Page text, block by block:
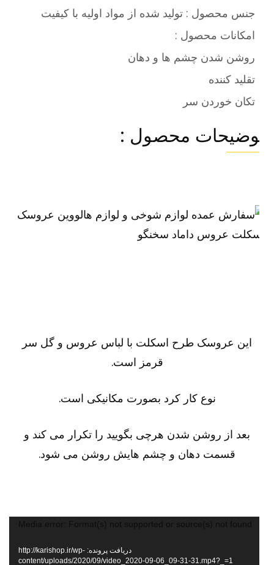
جنس محصول : تولید شده از مواد اولیه با کیفیت
امکانات محصول :
روشن شدن چشم ها و دهان
تقلید کننده
تکان خوردن سر
محصول :
این عروسک طرح اسکلت با لباس عروس و گل سر
قرمز است.
نوع کار کرد بصورت مکانیکی است.
بعد از روشن شدن هرچی بگویید را تکرار می کند و
قسمت دهان و چشم هایش روشن می شود.
دریافت پرونده: http://karishop.ir/wp-
content/uploads/2020/09/video_2020-09-06_09-31-31.mp4?_=1